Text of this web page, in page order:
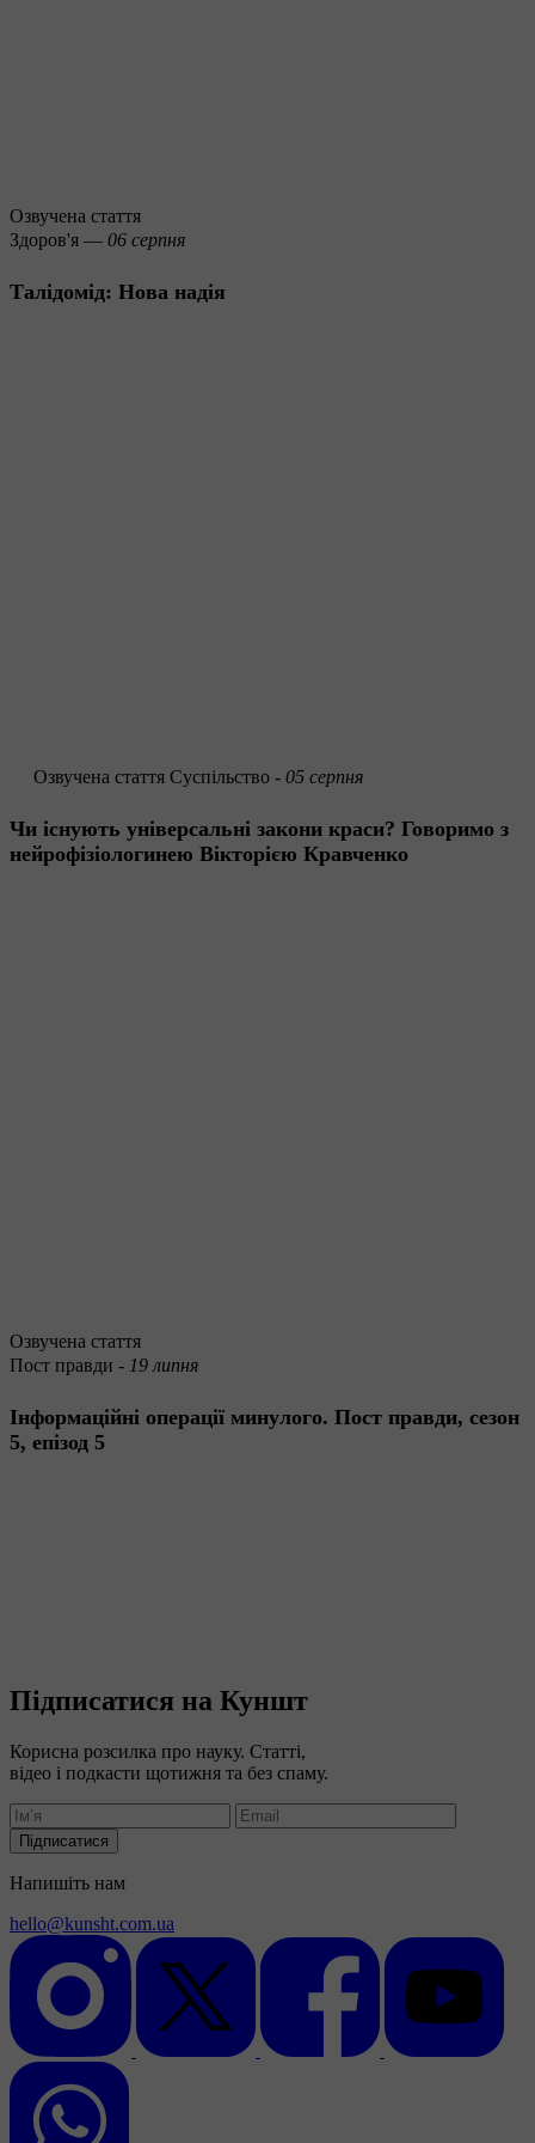
Озвучена стаття
Здоров'я — 06 серпня
Талідомід: Нова надія
Озвучена стаття Суспільство - 05 серпня
Чи існують універсальні закони краси? Говоримо з
нейрофізіологинею Вікторією Кравченко
Озвучена стаття
Пост правди - 19 липня
Інформаційні операції минулого. Пост правди, сезон
5, епізод 5
Підписатися на Куншт
Корисна розсилка про науку. Статті,
відео і подкасти щотижня та без спаму.
Підписатися
Напишіть нам
hello@kunsht.com.ua